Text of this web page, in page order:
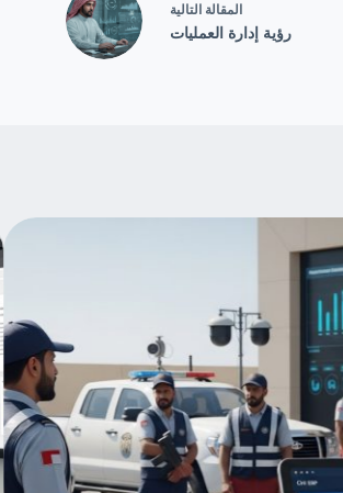
المقالة التالية
رؤية إدارة العمليات